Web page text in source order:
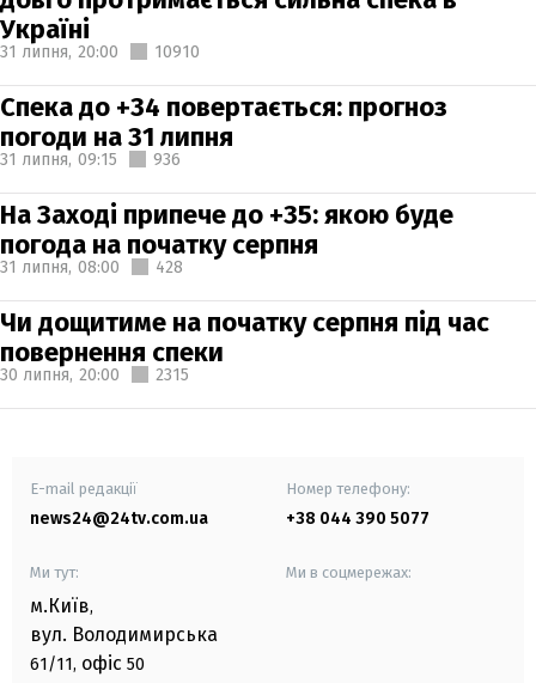
Україні
31 липня, 20:00 10910
Спека до +34 повертається: прогноз
погоди на 31 липня
31 липня, 09:15 936
На Заході припече до +35: якою буде
погода на початку серпня
31 липня, 08:00 428
Чи дощитиме на початку серпня під час
повернення спеки
30 липня, 20:00 2315
E-mail редакції
news24@24tv.com.ua
Номер телефону:
+38 044 390 5077
Ми тут:
м.Київ,
вул. Володимирська
61/11, офіс 50
Ми в соцмережах: